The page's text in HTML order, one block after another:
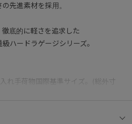
先進素材を採用。
底的に軽さを追求した
ハードラゲージシリーズ。
れ手荷物国際基準サイズ。(総外寸